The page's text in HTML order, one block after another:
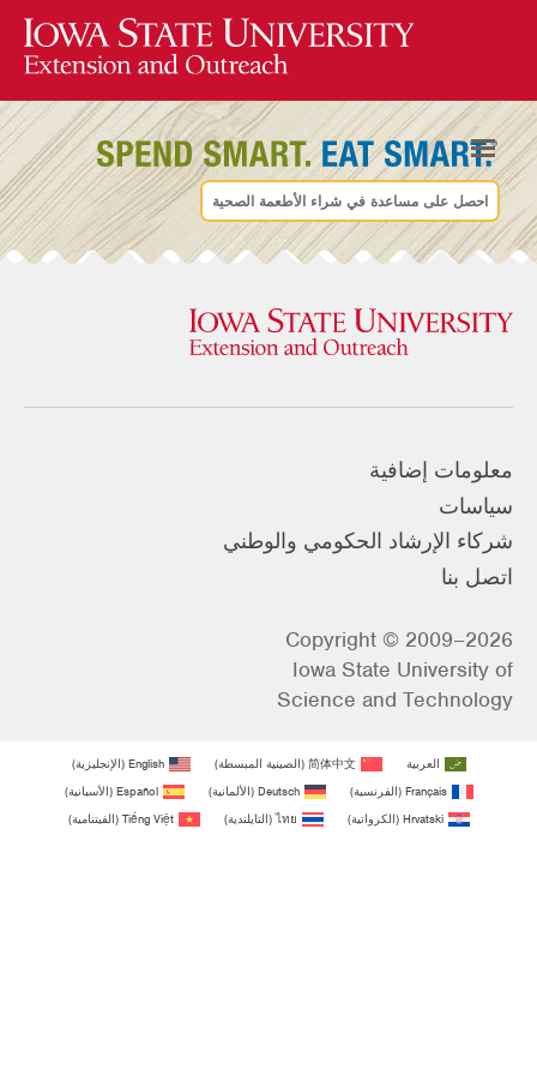
احصل على مساعدة في شراء الأطعمة الصحية
معلومات إضافية
سياسات
شركاء الإرشاد الحكومي والوطني
اتصل بنا
Copyright © 2009–2026
Iowa State University of
Science and Technology
العربية 简体中文
(الصينية المبسطة)
English
(الإنجليزية)
Français
(الفرنسية)
Deutsch
(الألمانية)
Español
(الأسبانية)
Hrvatski
(الكرواتية)
ไทย
(التايلندية)
Tiếng Việt
(الفيتنامية)